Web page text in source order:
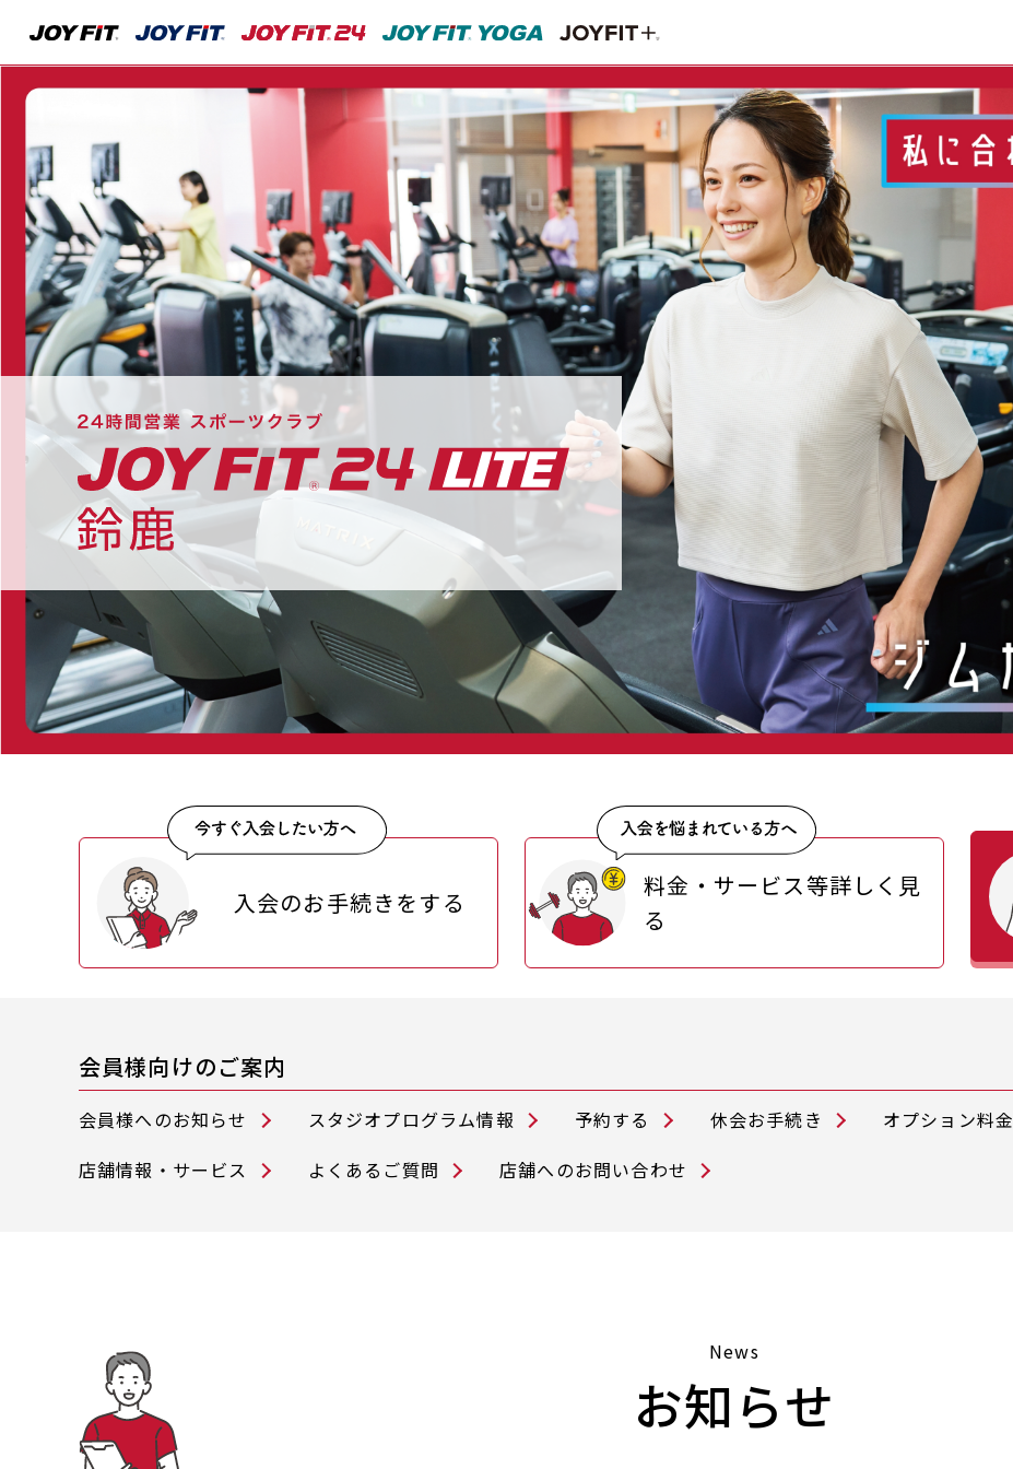
入会のお手続きをする
料金・サービス等詳しく見
る
会員様向けのご案内
会員様へのお知らせ スタジオプログラム情報 予約する 休会お手続き オプション料金
店舗情報・サービス
よくあるご質問 店舗へのお問い合わせ
News
お知らせ